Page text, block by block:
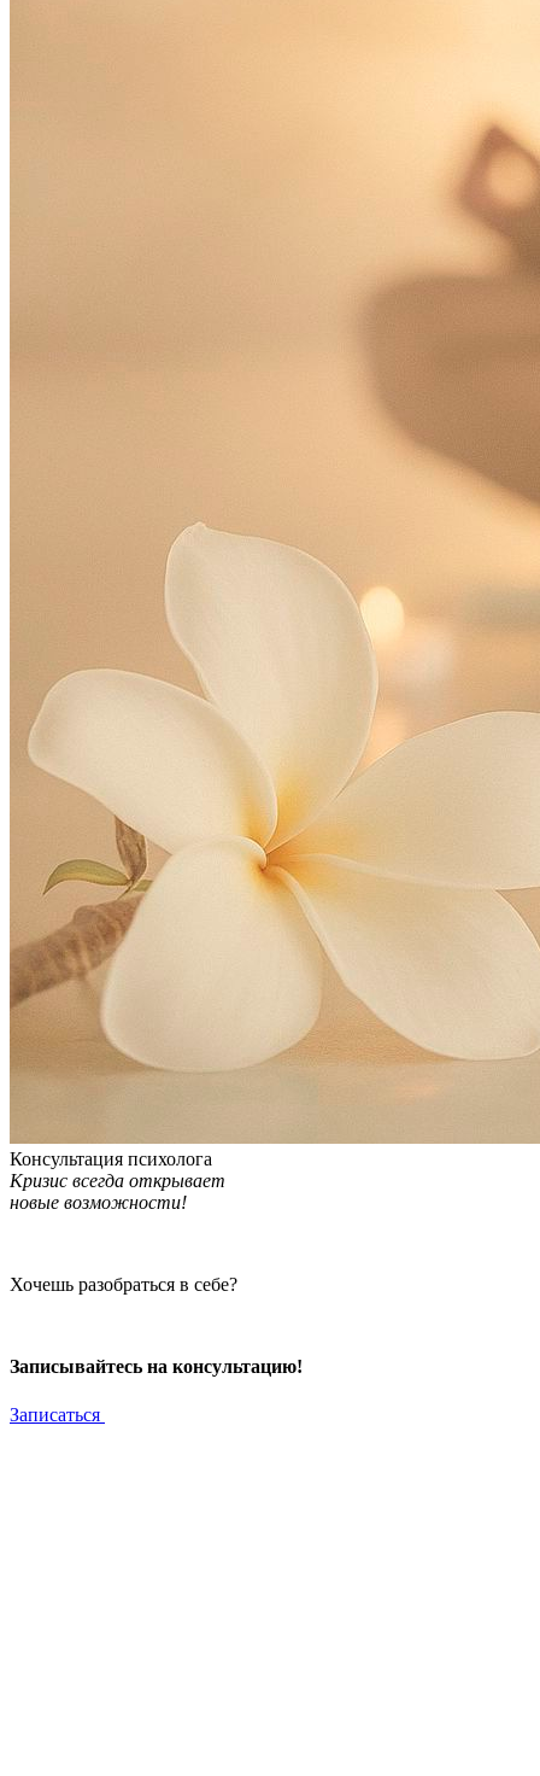
Консультация психолога
Кризис всегда открывает
новые возможности!
Хочешь разобраться в себе?
Записывайтесь на консультацию!
Записаться